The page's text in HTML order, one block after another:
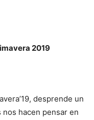
desprende un
hacen pensar en